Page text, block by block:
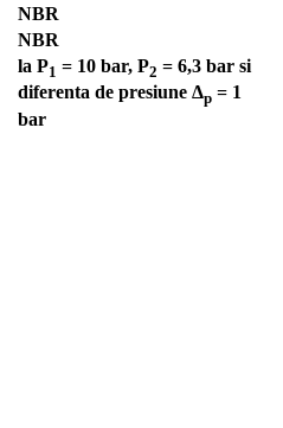
NBR
NBR
la P1 = 10 bar, P2 = 6,3 bar si
diferenta de presiune Δp = 1
bar